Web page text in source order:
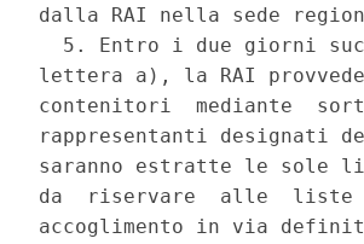
dalla RAI nella sede
5. Entro i due giorni
lettera a), la RAI
contenitori  mediante
rappresentanti
saranno estratte le sole
da  riservare  alle  liste
accoglimento in via